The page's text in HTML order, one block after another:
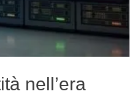
nell’era